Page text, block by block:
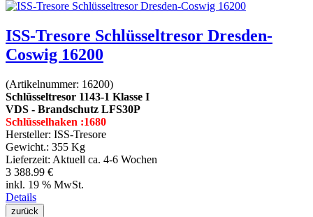
ISS-Tresore Schlüsseltresor Dresden-
Coswig 16200
(Artikelnummer: 16200)
Schlüsseltresor 1143-1 Klasse I
VDS - Brandschutz LFS30P
Schlüsselhaken :1680
Hersteller: ISS-Tresore
Gewicht.: 355 Kg
Lieferzeit: Aktuell ca. 4-6 Wochen
3 388.99 €
inkl. 19 % MwSt.
Details